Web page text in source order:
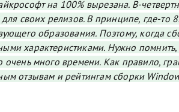
на 100% вырезана. В-
для своих релизов. В принципе, где-
образования. Поэтому, когда
характеристиками. Нужно
очень много времени. Как правило,
отзывам и рейтингам сборки